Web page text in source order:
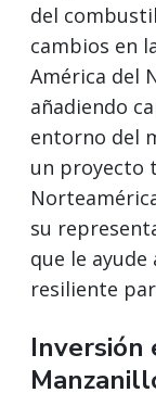
del
cambios en
América del
añadiendo
entorno del
un proyecto
su
que le
resiliente
Inversión